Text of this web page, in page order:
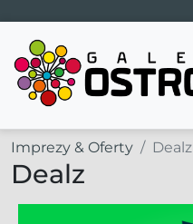
Main Navigation
Imprezy & Oferty Dealz
Dealz